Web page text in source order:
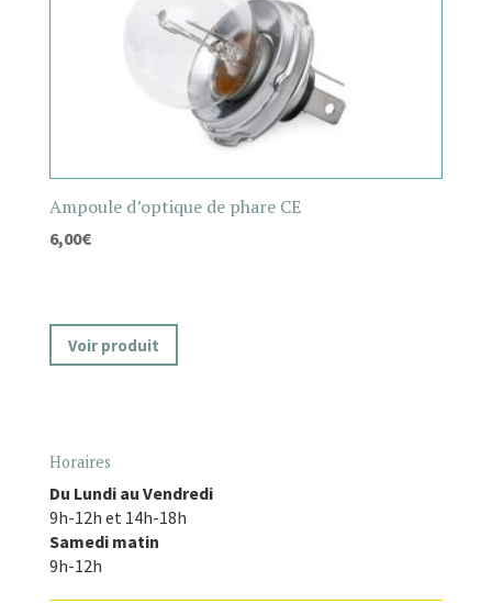
Ampoule d’optique de phare CE
6,00€
Voir produit
Horaires
Du Lundi au Vendredi
9h-12h et 14h-18h
Samedi matin
9h-12h